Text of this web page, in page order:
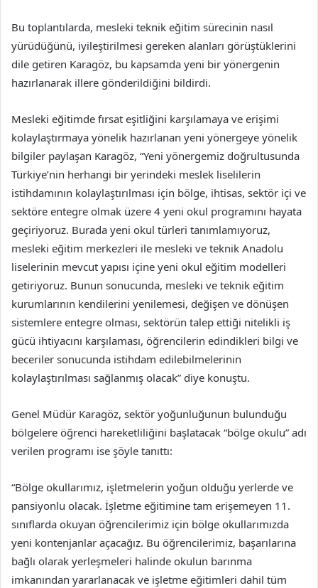
Bu toplantılarda, mesleki teknik eğitim sürecinin nasıl
yürüdüğünü, iyileştirilmesi gereken alanları görüştüklerini
dile getiren Karagöz, bu kapsamda yeni bir yönergenin
hazırlanarak illere gönderildiğini bildirdi.
Mesleki eğitimde fırsat eşitliğini karşılamaya ve erişimi
kolaylaştırmaya yönelik hazırlanan yeni yönergeye yönelik
bilgiler paylaşan Karagöz, “Yeni yönergemiz doğrultusunda
Türkiye’nin herhangi bir yerindeki meslek liselilerin
istihdamının kolaylaştırılması için bölge, ihtisas, sektör içi ve
sektöre entegre olmak üzere 4 yeni okul programını hayata
geçiriyoruz. Burada yeni okul türleri tanımlamıyoruz,
mesleki eğitim merkezleri ile mesleki ve teknik Anadolu
liselerinin mevcut yapısı içine yeni okul eğitim modelleri
getiriyoruz. Bunun sonucunda, mesleki ve teknik eğitim
kurumlarının kendilerini yenilemesi, değişen ve dönüşen
sistemlere entegre olması, sektörün talep ettiği nitelikli iş
gücü ihtiyacını karşılaması, öğrencilerin edindikleri bilgi ve
beceriler sonucunda istihdam edilebilmelerinin
kolaylaştırılması sağlanmış olacak” diye konuştu.
Genel Müdür Karagöz, sektör yoğunluğunun bulunduğu
bölgelere öğrenci hareketliliğini başlatacak “bölge okulu” adı
verilen programı ise şöyle tanıttı:
“Bölge okullarımız, işletmelerin yoğun olduğu yerlerde ve
pansiyonlu olacak. İşletme eğitimine tam erişemeyen 11.
sınıflarda okuyan öğrencilerimiz için bölge okullarımızda
yeni kontenjanlar açacağız. Bu öğrencilerimiz, başarılarına
bağlı olarak yerleşmeleri halinde okulun barınma
imkanından yararlanacak ve işletme eğitimleri dahil tüm